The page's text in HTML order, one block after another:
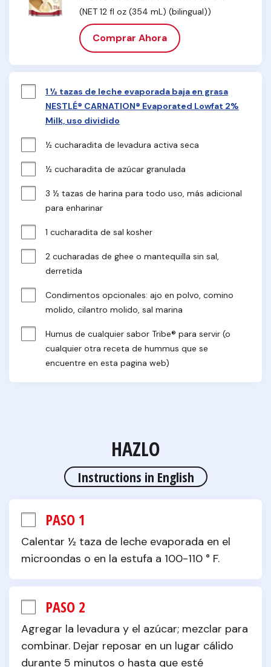
(NET 12 fl oz (354 mL) (bilingual))
Comprar Ahora
1 ½ tazas de leche evaporada baja en grasa
NESTLÉ® CARNATION® Evaporated Lowfat 2%
Milk, uso dividido
½ cucharadita de levadura activa seca
½ cucharadita de azúcar granulada
3 ½ tazas de harina para todo uso, más adicional
para enharinar
1 cucharadita de sal kosher
2 cucharadas de ghee o mantequilla sin sal,
derretida
Condimentos opcionales: ajo en polvo, comino
molido, cilantro molido, sal marina
Humus de cualquier sabor Tribe® para servir (o
cualquier otra receta de hummus que se
encuentre en esta pagina web)
HAZLO
Instructions in English
PASO 1
Calentar ½ taza de leche evaporada en el
microondas o en la estufa a 100-110 ° F.
PASO 2
Agregar la levadura y el azúcar; mezclar para
combinar. Dejar reposar en un lugar cálido
durante 5 minutos o hasta que esté